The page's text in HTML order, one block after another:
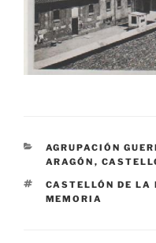
CATEGORÍAS
AGRUPACIÓN
ARAGÓN ,
ETIQUETAS
CASTELLÓN DE LA
MEMORIA